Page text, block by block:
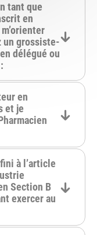
tant que
en
un grossiste-
délégué ou
en
et je
à l’article
Section B
exercer au